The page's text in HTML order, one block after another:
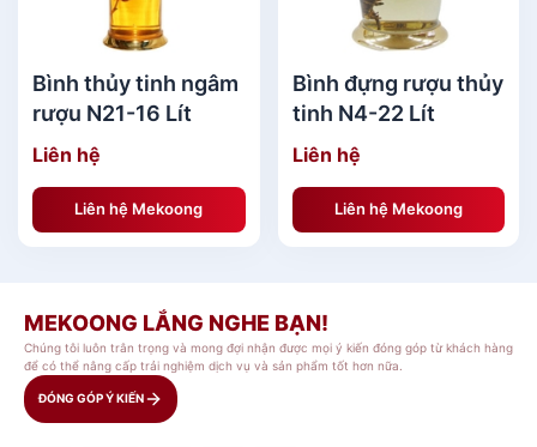
+ Nắp và đáy khiến từ nhựa cao cấp vô cùng bền
, được phủ lớp si vàng bóng không bong tróc,
nhìn rất sang trọng.
+ Nắp xoay, bên trong với lớp silicon giữ kín
rượu, không khiến cho rượu bay hơi.
– Kiểm tra kỹbình ngâm rượu trước lúc ngâm,
đảm bảo bình không bị nứt
Bình thủy tinh ngâm
rượu N21-16 Lít
Liên hệ
Liên hệ Mekoong
Bình đựng rượu thủy
tinh N4-22 Lít
Liên hệ
Liên hệ Mekoong
MEKOONG LẮNG NGHE BẠN!
Chúng tôi luôn trân trọng và mong đợi nhận được mọi ý kiến đóng góp từ khách hàng
để có thể nâng cấp trải nghiệm dịch vụ và sản phẩm tốt hơn nữa.
ĐÓNG GÓP Ý KIẾN